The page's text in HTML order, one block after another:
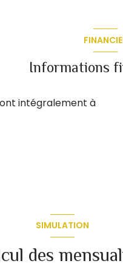
Informations
intégralement à
SIMULATION
des